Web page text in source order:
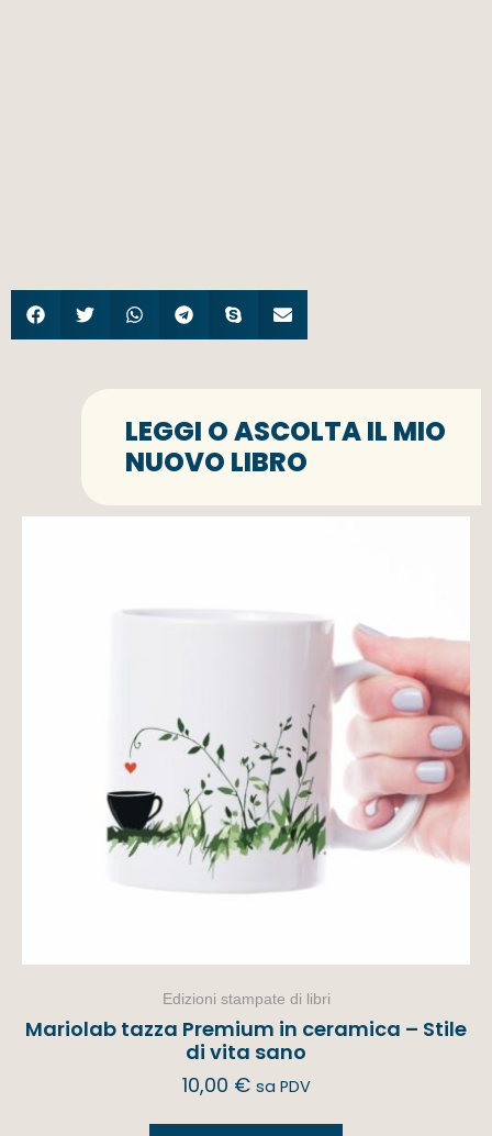
LEGGI O ASCOLTA IL MIO
NUOVO LIBRO
Edizioni stampate di libri
Mariolab tazza Premium in ceramica – Stile
di vita sano
10,00 € sa PDV